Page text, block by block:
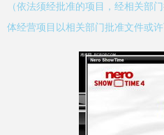
（依法须经批准的项目，经相关部
体经营项目以相关部门批准文件或许